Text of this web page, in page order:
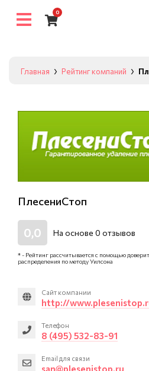
0
Главная Рейтинг компаний
ПлесениСтоп
0,0 На основе 0 отзывов
* - Рейтинг рассчитывается с помощью
распределения по методу Уилсона
Сайт компании
http://
Телефон
8 (495) 532-83-91
Email для связи
san@plesenistop.ru